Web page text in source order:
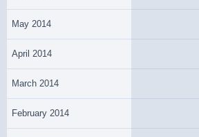
May 2014
April 2014
March 2014
February 2014